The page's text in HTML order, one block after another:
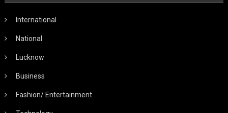
International
National
Lucknow
Business
Fashion/ Entertainment